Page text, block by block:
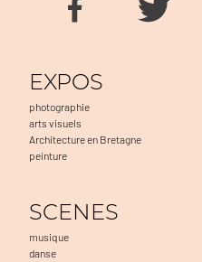
EXPOS
photographie
arts visuels
Architecture en Bretagne
peinture
SCENES
musique
danse